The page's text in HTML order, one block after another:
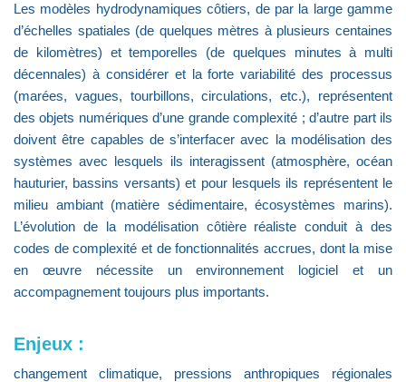
Les modèles hydrodynamiques côtiers, de par la large gamme
d’échelles spatiales (de quelques mètres à plusieurs centaines
de kilomètres) et temporelles (de quelques minutes à multi
décennales) à considérer et la forte variabilité des processus
(marées, vagues, tourbillons, circulations, etc.), représentent
des objets numériques d’une grande complexité ; d’autre part ils
doivent être capables de s’interfacer avec la modélisation des
systèmes avec lesquels ils interagissent (atmosphère, océan
hauturier, bassins versants) et pour lesquels ils représentent le
milieu ambiant (matière sédimentaire, écosystèmes marins).
L’évolution de la modélisation côtière réaliste conduit à des
codes de complexité et de fonctionnalités accrues, dont la mise
en œuvre nécessite un environnement logiciel et un
accompagnement toujours plus importants.
Enjeux :
changement climatique, pressions anthropiques régionales